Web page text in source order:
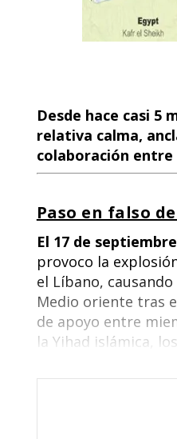
Desde hace casi 5
relativa calma,
colaboración entre
Paso en falso
El 17 de
provoco la
el Líbano, causando
Medio oriente tras
de apoyo entre
la Yihad islámica,